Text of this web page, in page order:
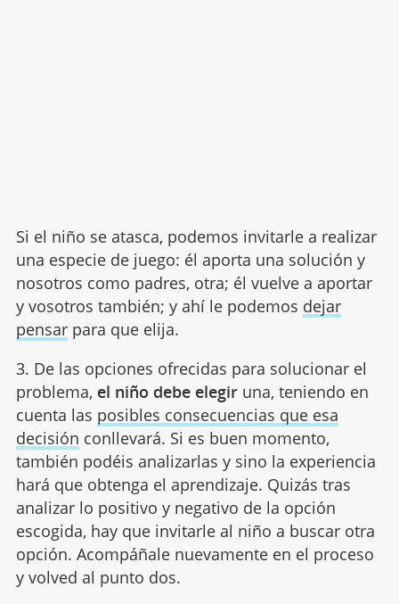
Si el niño se atasca, podemos invitarle a realizar
una especie de juego: él aporta una solución y
nosotros como padres, otra; él vuelve a aportar
y vosotros también; y ahí le podemos dejar
pensarpara que elija.
3. De las opciones ofrecidas para solucionar el
problema, el niño debe elegiruna, teniendo en
cuenta las posibles consecuencias que esa
decisión conllevará. Si es buen momento,
también podéis analizarlas y sino la experiencia
hará que obtenga el aprendizaje. Quizás tras
analizar lo positivo y negativo de la opción
escogida, hay que invitarle al niño a buscar otra
opción. Acompáñale nuevamente en el proceso
y volved al punto dos.